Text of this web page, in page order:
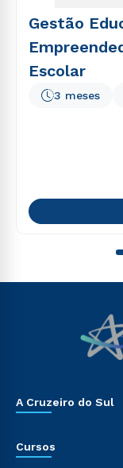
Gestão
Escolar
3 meses
A Cruzeiro do Sul
Cursos